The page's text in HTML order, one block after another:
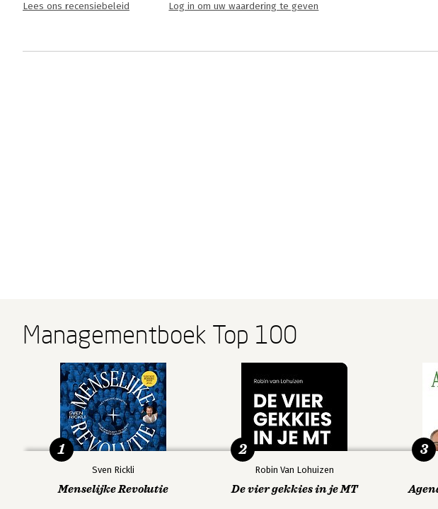
Lees ons recensiebeleid Log in om uw waardering te geven
Managementboek Top 100
Sven Rickli
Menselijke Revolutie
1
Robin Van Lohuizen
De vier gekkies in je MT
2 3